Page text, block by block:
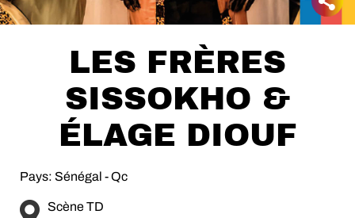
LES FRÈRES
SISSOKHO &
ÉLAGE DIOUF
Pays: Sénégal - Qc
Scène TD